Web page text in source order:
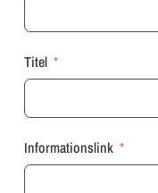
Titel
Informationslink